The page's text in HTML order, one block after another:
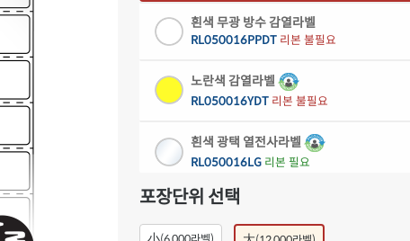
흰색 무광 방수 감열라벨
RL050016PPDT 리본 불필요
노란색 감열라벨
RL050016YDT 리본 불필요
흰색 광택 열전사라벨
RL050016LG 리본 필요
흰색 무광 방수 열전사라벨
RL050016PP리본 필요
포장단위 선택